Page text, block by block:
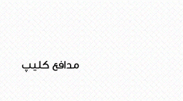
مدافع کلیپ